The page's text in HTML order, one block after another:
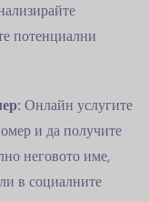
потенциални
Онлайн услугите
и да получите
неговото име,
в социалните